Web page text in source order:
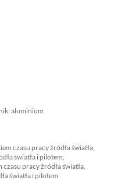
aluminium
czasu pracy źródła światła,
światła i pilotem,
pracy źródła światła,
światła i pilotem